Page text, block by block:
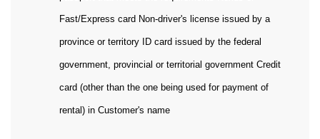
Fast/Express card Non-driver's license issued by a
province or territory ID card issued by the federal
government, provincial or territorial government Credit
card (other than the one being used for payment of
rental) in Customer's name